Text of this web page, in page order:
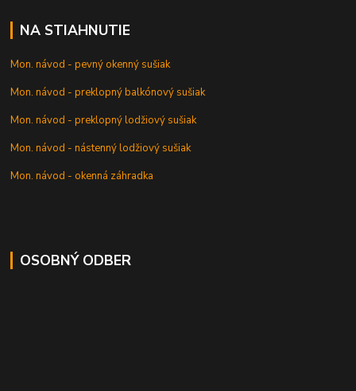
NA STIAHNUTIE
Mon. návod - pevný okenný sušiak
Mon. návod - preklopný balkónový sušiak
Mon. návod - preklopný lodžiový sušiak
Mon. návod - nástenný lodžiový sušiak
Mon. návod - okenná záhradka
OSOBNÝ ODBER